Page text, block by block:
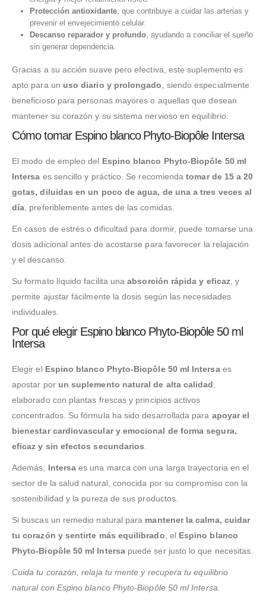
Protección antioxidante, que contribuye a cuidar las arterias y
prevenir el envejecimiento celular.
Descanso reparador y profundo, ayudando a conciliar el sueño
sin generar dependencia.
Gracias a su acción suave pero efectiva, este suplemento es
apto para un uso diario y prolongado , siendo especialmente
beneficioso para personas mayores o aquellas que desean
mantener su corazón y su sistema nervioso en equilibrio.
Cómo tomar Espino blanco Phyto-Biopôle Intersa
El modo de empleo del Espino blanco Phyto-Biopôle 50 ml
Intersa es sencillo y práctico. Se recomiendatomar de 15 a 20
gotas, diluidas en un poco de agua, de una a tres veces al
día , preferiblemente antes de las comidas.
En casos de estrés o dificultad para dormir, puede tomarse una
dosis adicional antes de acostarse para favorecer la relajación
y el descanso.
Su formato líquido facilita unaabsorción rápida y eficaz , y
permite ajustar fácilmente la dosis según las necesidades
individuales.
Por qué elegir Espino blanco Phyto-Biopôle 50 ml
Intersa
Elegir el Espino blanco Phyto-Biopôle 50 ml Intersaes
apostar por un suplemento natural de alta calidad
elaborado con plantas frescas y principios activos
concentrados. Su fórmula ha sido desarrollada para apoyar el
bienestar cardiovascular y emocional de forma segura,
eficaz y sin efectos secundarios
Además, Intersa es una marca con una larga trayectoria en el
sector de la salud natural, conocida por su compromiso con la
sostenibilidad y la pureza de sus productos.
Si buscas un remedio natural para mantener la calma, cuidar
tu corazón y sentirte más equilibrado , el Espino blanco
Phyto-Biopôle 50 ml Intersapuede ser justo lo que necesitas.
Cuida tu corazón, relaja tu mente y recupera tu equilibrio
natural con Espino blanco Phyto-Biopôle 50 ml Intersa.